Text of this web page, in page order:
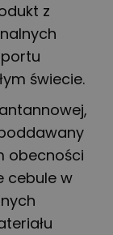
z
świecie.
obecności
cebule w